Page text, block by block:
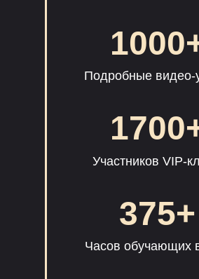
Подробные видео-
Участников VIP-
375+
Часов обучающих